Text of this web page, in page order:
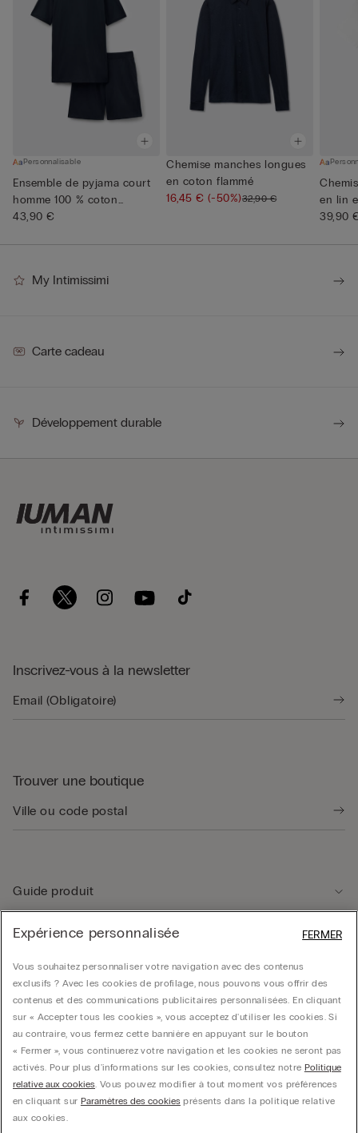
Personnalisable
Ensemble de pyjama court
homme 100 % coton
Supérie...
43,90 €
Chemise manches longues
en coton flammé
16,45 €(-50%)32,90 €
en lin
39,90
My Intimissimi
Carte cadeau
Développement durable
Inscrivez-vous à la newsletter
Trouver une boutique
Guide produit
Service client
Données légales
Société
CALZEDONIA Finanziaria S.A. Belgium Branch, Avenue Louise 283, box 24, 1050
Expérience personnalisée
Vous souhaitez personnaliser votre navigation avec des contenus
exclusifs ? Avec les cookies de profilage, nous pouvons vous offrir des
contenus et des communications publicitaires personnalisées. En cliquant
sur « Accepter tous les cookies », vous acceptez d'utiliser les cookies. Si
au contraire, vous fermez cette bannière en appuyant sur le bouton
« Fermer », vous continuerez votre navigation et les cookies ne seront pas
activés. Pour plus d'informations sur les cookies, consultez notre Politique
relative aux cookies. Vous pouvez modifier à tout moment vos préférences
en cliquant sur Paramètres des cookiesprésents dans la politique relative
aux cookies.
FERMER